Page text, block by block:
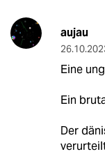
aujau
Eine
Ein
Der